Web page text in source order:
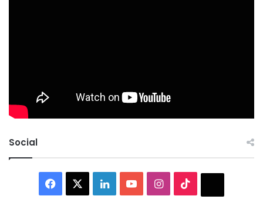
Social
Facebook LinkedInYouTubeInstagram